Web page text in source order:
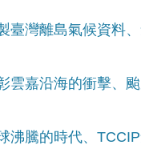
臺灣離島氣候資料
雲嘉沿海的衝擊、
沸騰的時代、